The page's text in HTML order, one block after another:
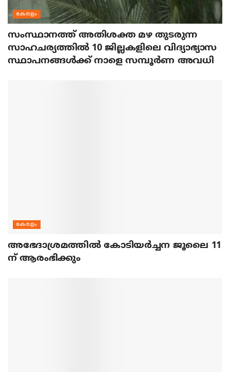
കേരളം
സംസ്ഥാനത്ത് അതിശക്ത മഴ തുടരുന്ന
സാഹചര്യത്തിൽ 10 ജില്ലകളിലെ വിദ്യാഭ്യാസ
സ്ഥാപനങ്ങൾക്ക് നാളെ സമ്പൂർണ അവധി
കേരളം
അഭേദാശ്രമത്തില്‍ കോടിയര്‍ച്ചന ജൂലൈ 11
ന് ആരംഭിക്കും